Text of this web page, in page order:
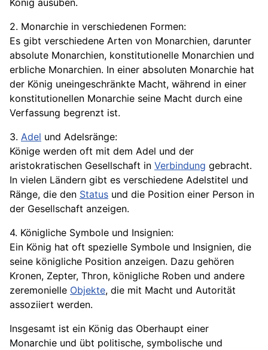
König ausüben.
2. Monarchie in verschiedenen Formen:
Es gibt verschiedene Arten von Monarchien, darunter
absolute Monarchien, konstitutionelle Monarchien und
erbliche Monarchien. In einer absoluten Monarchie hat
der König uneingeschränkte Macht, während in einer
konstitutionellen Monarchie seine Macht durch eine
Verfassung begrenzt ist.
3. Adel und Adelsränge:
Könige werden oft mit dem Adel und der
aristokratischen Gesellschaft in Verbindung gebracht.
In vielen Ländern gibt es verschiedene Adelstitel und
Ränge, die den Status und die Position einer Person in
der Gesellschaft anzeigen.
4. Königliche Symbole und Insignien:
Ein König hat oft spezielle Symbole und Insignien, die
seine königliche Position anzeigen. Dazu gehören
Kronen, Zepter, Thron, königliche Roben und andere
zeremonielle Objekte, die mit Macht und Autorität
assoziiert werden.
Insgesamt ist ein König das Oberhaupt einer
Monarchie und übt politische, symbolische und